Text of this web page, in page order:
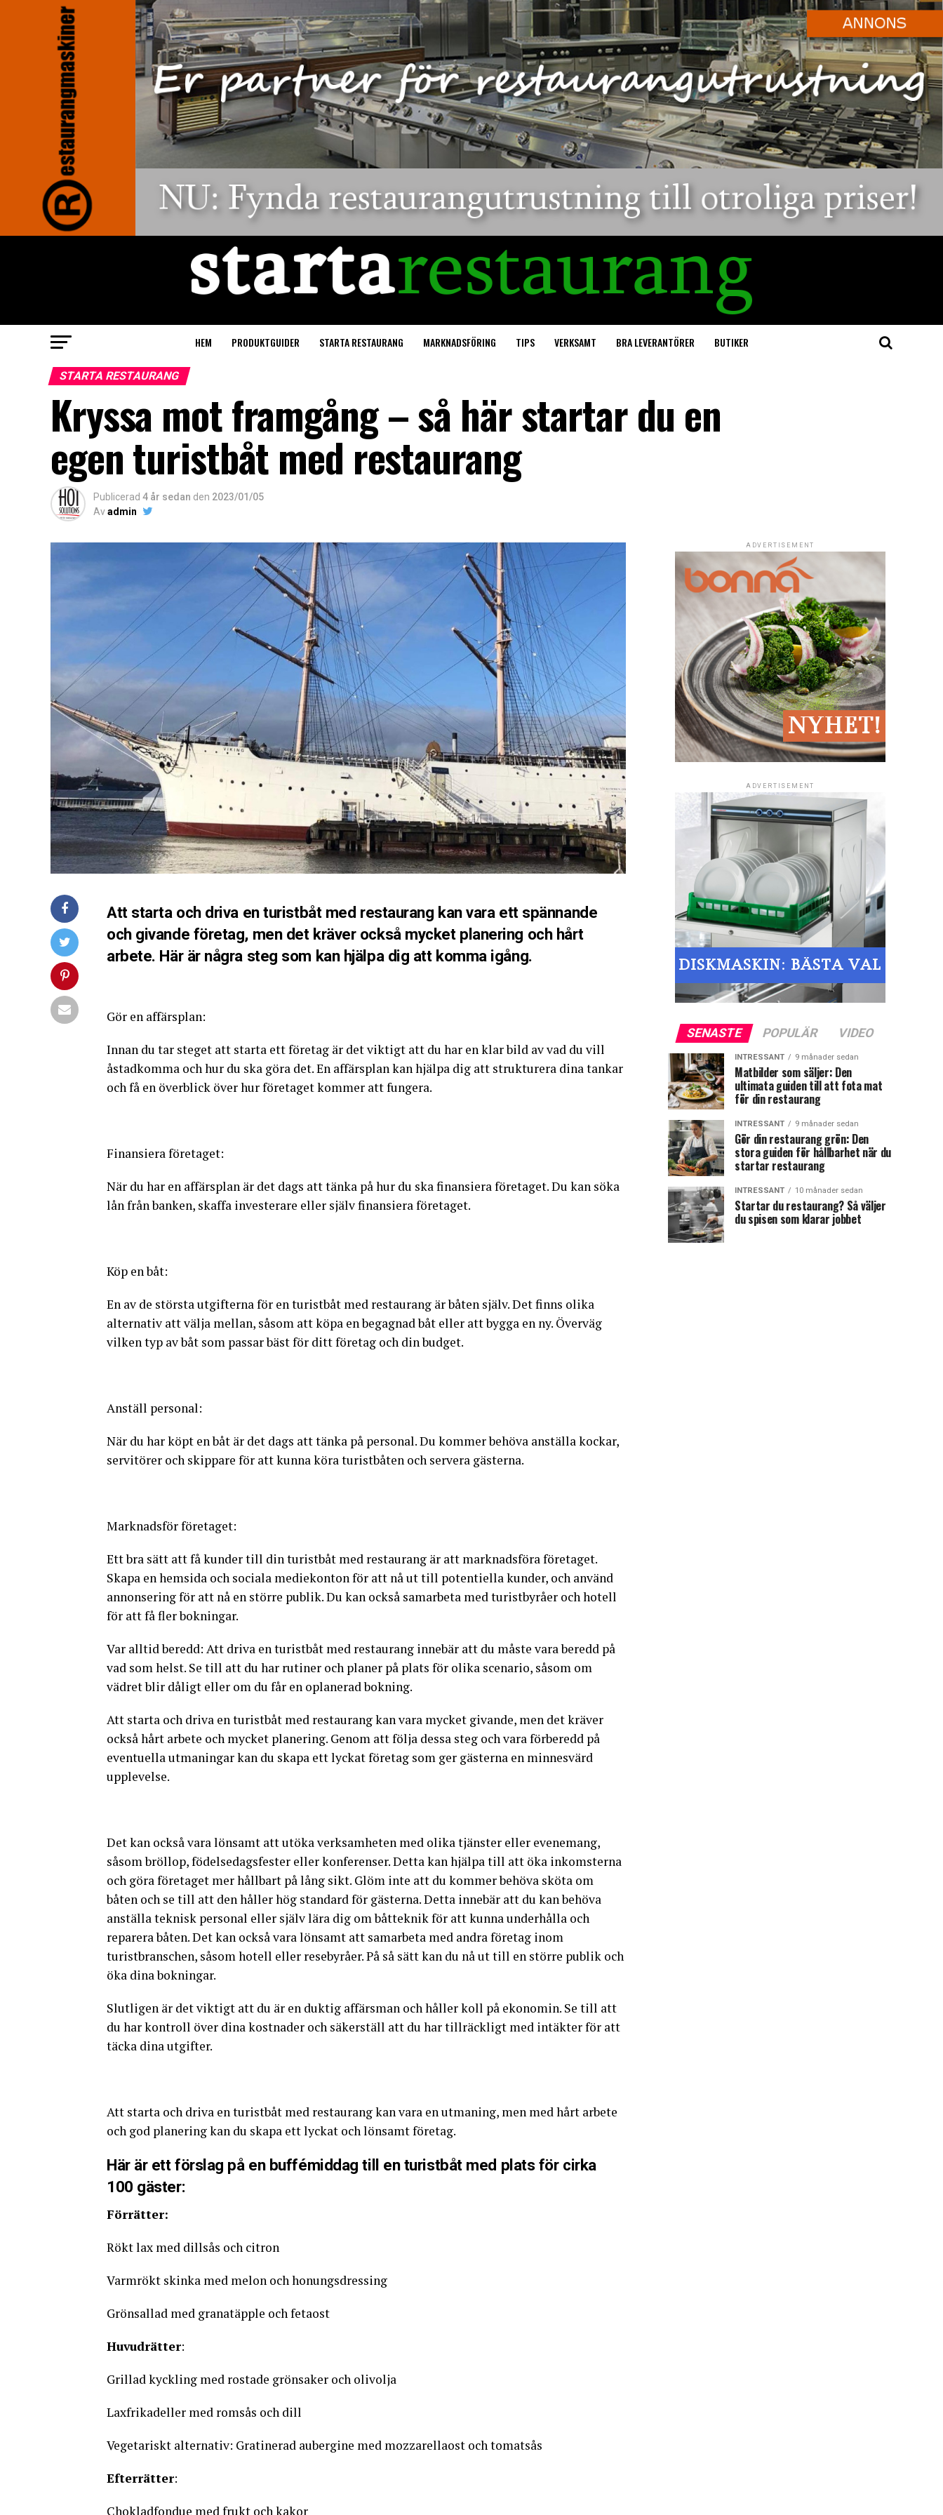
HEM PRODUKTGUIDER STARTA RESTAURANG MARKNADSFÖRING TIPS VERKSAMT BRA LEVERANTÖRER BUTIKER
STARTA RESTAURANG
Kryssa mot framgång – så här startar du en
egen turistbåt med restaurang
Publicerad 4 år sedan den 2023/01/05
Avadmin
Att starta och driva en turistbåt med restaurang kan vara ett spännande
och givande företag, men det kräver också mycket planering och hårt
arbete. Här är några steg som kan hjälpa dig att komma igång.
Gör en affärsplan:
Innan du tar steget att starta ett företag är det viktigt att du har en klar bild av vad du vill
åstadkomma och hur du ska göra det. En affärsplan kan hjälpa dig att strukturera dina tankar
och få en överblick över hur företaget kommer att fungera.
Finansiera företaget:
När du har en affärsplan är det dags att tänka på hur du ska finansiera företaget. Du kan söka
lån från banken, skaffa investerare eller själv finansiera företaget.
Köp en båt:
En av de största utgifterna för en turistbåt med restaurang är båten själv. Det finns olika
alternativ att välja mellan, såsom att köpa en begagnad båt eller att bygga en ny. Överväg
vilken typ av båt som passar bäst för ditt företag och din budget.
Anställ personal:
När du har köpt en båt är det dags att tänka på personal. Du kommer behöva anställa kockar,
servitörer och skippare för att kunna köra turistbåten och servera gästerna.
Marknadsför företaget:
Ett bra sätt att få kunder till din turistbåt med restaurang är att marknadsföra företaget.
Skapa en hemsida och sociala mediekonton för att nå ut till potentiella kunder, och använd
annonsering för att nå en större publik. Du kan också samarbeta med turistbyråer och hotell
för att få fler bokningar.
Var alltid beredd: Att driva en turistbåt med restaurang innebär att du måste vara beredd på
vad som helst. Se till att du har rutiner och planer på plats för olika scenario, såsom om
vädret blir dåligt eller om du får en oplanerad bokning.
Att starta och driva en turistbåt med restaurang kan vara mycket givande, men det kräver
också hårt arbete och mycket planering. Genom att följa dessa steg och vara förberedd på
eventuella utmaningar kan du skapa ett lyckat företag som ger gästerna en minnesvärd
upplevelse.
Det kan också vara lönsamt att utöka verksamheten med olika tjänster eller evenemang,
såsom bröllop, födelsedagsfester eller konferenser. Detta kan hjälpa till att öka inkomsterna
och göra företaget mer hållbart på lång sikt. Glöm inte att du kommer behöva sköta om
båten och se till att den håller hög standard för gästerna. Detta innebär att du kan behöva
anställa teknisk personal eller själv lära dig om båtteknik för att kunna underhålla och
reparera båten. Det kan också vara lönsamt att samarbeta med andra företag inom
turistbranschen, såsom hotell eller resebyråer. På så sätt kan du nå ut till en större publik och
öka dina bokningar.
Slutligen är det viktigt att du är en duktig affärsman och håller koll på ekonomin. Se till att
du har kontroll över dina kostnader och säkerställ att du har tillräckligt med intäkter för att
täcka dina utgifter.
Att starta och driva en turistbåt med restaurang kan vara en utmaning, men med hårt arbete
och god planering kan du skapa ett lyckat och lönsamt företag.
Här är ett förslag på en buffémiddag till en turistbåt med plats för cirka
100 gäster:
Förrätter:
Rökt lax med dillsås och citron
Varmrökt skinka med melon och honungsdressing
Grönsallad med granatäpple och fetaost
Huvudrätter:
Grillad kyckling med rostade grönsaker och olivolja
Laxfrikadeller med romsås och dill
Vegetariskt alternativ: Gratinerad aubergine med mozzarellaost och tomatsås
Efterrätter:
Chokladfondue med frukt och kakor
ADVERTISEMENT
ADVERTISEMENT
SENASTE POPULÄR VIDEO
INTRESSANT 9 månader sedan
Matbilder som säljer: Den
ultimata guiden till att fota mat
för din restaurang
INTRESSANT 9 månader sedan
Gör din restaurang grön: Den
stora guiden för hållbarhet när du
startar restaurang
INTRESSANT 10 månader sedan
Startar du restaurang? Så väljer
du spisen som klarar jobbet